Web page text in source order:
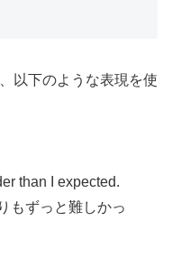
以下のような表現を使
than I expected.
もずっと難しかっ